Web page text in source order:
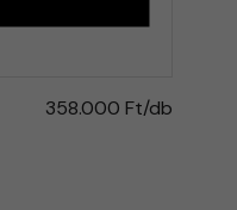
358.000 Ft/db